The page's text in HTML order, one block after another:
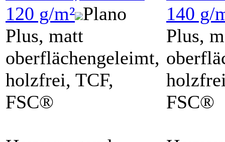
120 g/m² Plano
Plus, matt
oberflächengeleimt,
holzfrei, TCF,
FSC®
140 g/
Plus,
FSC®